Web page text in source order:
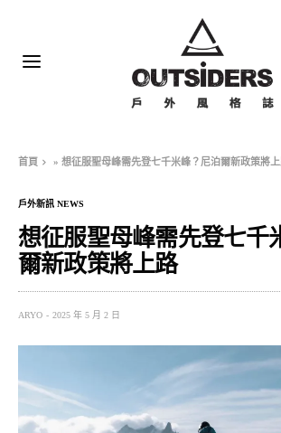
首頁 »想征服聖母峰需先登七千米峰？尼泊爾新政策將
戶外新訊 NEWS
想征服聖母峰需先登七千
爾新政策將上路
ARYO 2025 年 5 月 2 日